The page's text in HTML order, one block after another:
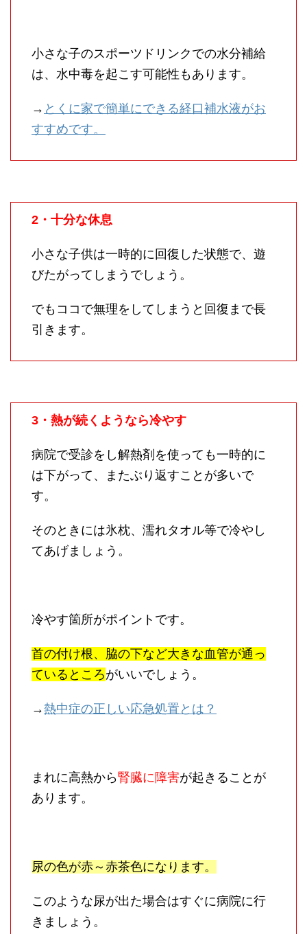
小さな子のスポーツドリンクでの水分補給
は、水中毒を起こす可能性もあります。
→ とくに家で簡単にできる経口補水液がお
すすめです。
2・十分な休息
小さな子供は一時的に回復した状態で、遊
びたがってしまうでしょう。
でもココで無理をしてしまうと回復まで長
引きます。
3・熱が続くようなら冷やす
病院で受診をし解熱剤を使っても一時的に
は下がって、またぶり返すことが多いで
す。
そのときには氷枕、濡れタオル等で冷やし
てあげましょう。
冷やす箇所がポイントです。
首の付け根、脇の下など大きな血管が通っ
ているところがいいでしょう。
→熱中症の正しい応急処置とは？
まれに高熱から腎臓に障害が起きることが
あります。
尿の色が赤～赤茶色になります。
このような尿が出た場合はすぐに病院に行
きましょう。